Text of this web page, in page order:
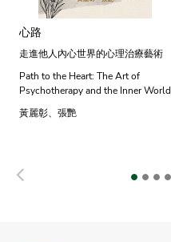
心路
走進他人內心世界的心理治療藝術
Path to the Heart: The Art of
Psychotherapy and the Inner World
黃麗彰、張艷
Previous